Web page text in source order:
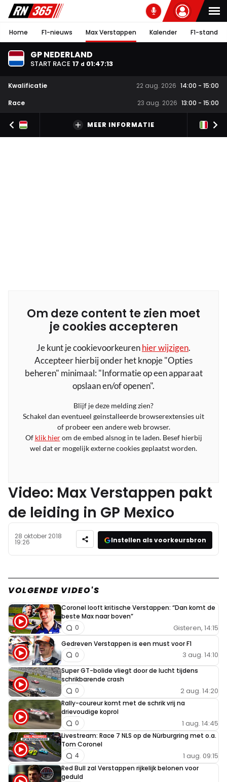
Home F1-nieuws Max Verstappen Kalender F1-stand
GP NEDERLAND
START RACE 17 d 01:47:12
Kwalificatie 22 aug. 2026 14:00 - 15:00
Race
23 aug. 2026 13:00 - 15:00
MEER INFORMATIE
Om deze content te zien moet
je cookies accepteren
Je kunt je cookievoorkeurenhier wijzigen.
Accepteer hierbij onder het knopje "Opties
beheren" minimaal: "Informatie op een apparaat
opslaan en/of openen".
Blijf je deze melding zien?
Schakel dan eventueel geinstalleerde browserextensies uit
of probeer een andere web browser.
Of klik hierom de embed alsnog in te laden. Besef hierbij
wel dat er mogelijk externe cookies geplaatst worden.
Video: Max Verstappen pakt
de leiding in GP Mexico
28 oktober 2018
19:26 Instellen als voorkeursbron
VOLGENDE VIDEO'S
Coronel looft kritische Verstappen: “Dan komt de
beste Max naar boven”
Gisteren, 14:15
0
Gedreven Verstappen is een must voor F1
3 aug. 14:10
0
Super GT-bolide vliegt door de lucht tijdens
schrikbarende crash
2 aug. 14:20
0
Rally-coureur komt met de schrik vrij na
drievoudige koprol
1 aug. 14:45
0
Livestream: Race 7 NLS op de Nürburgring met o.a.
Tom Coronel
1 aug. 09:15
4
Red Bull zal Verstappen rijkelijk belonen voor
geduld